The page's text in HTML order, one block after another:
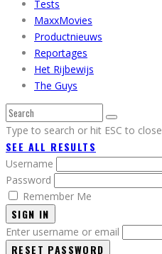
Tests
MaxxMovies
Productnieuws
Reportages
Het Rijbewijs
The Guys
Type to search or hit ESC to close
SEE ALL RESULTS
Username
Password
Remember Me
SIGN IN
Enter username or email